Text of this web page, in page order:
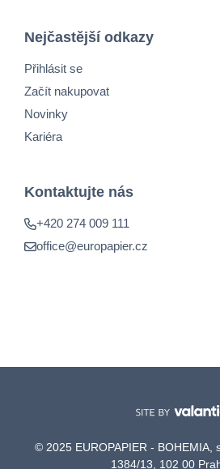
Nejčastější odkazy
Přihlásit se
Začít nakupovat
Novinky
Kariéra
Kontaktujte nás
+420 274 009 111
office@europapier.cz
© 2025 EUROPAPIER - BOHEMIA,
1384/13, 102 00